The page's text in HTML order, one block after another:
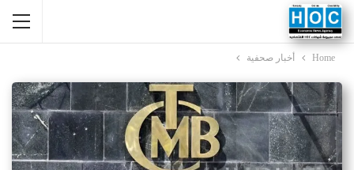
Home أخبار صحفية